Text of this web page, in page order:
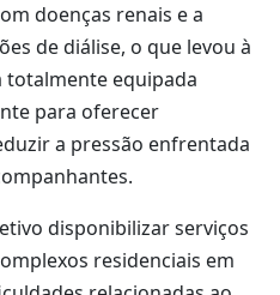
doenças renais e a
de diálise, o que levou à
equipada
para oferecer
a pressão enfrentada
disponibilizar serviços
residenciais em